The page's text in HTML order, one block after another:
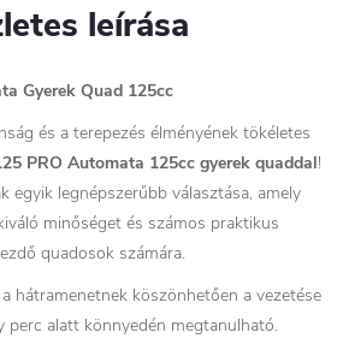
leírása
Gyerek Quad 125cc
és a terepezés élményének tökéletes
PRO Automata 125cc gyerek quaddal!
egyik legnépszerűbb választása, amely
minőséget és számos praktikus
quadosok számára.
hátramenetnek köszönhetően a vezetése
perc alatt könnyedén megtanulható.